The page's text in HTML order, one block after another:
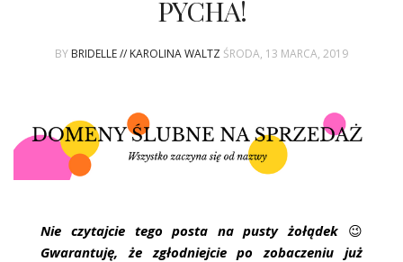
KSIĄŻKI BRIDELLE
WASZE ŚLUBY
BRI GROUP
PYCHA!
BY BRIDELLE // KAROLINA WALTZ ŚRODA, 13 MARCA, 2019
Nie czytajcie tego posta na pusty żołądek😉
Gwarantuję, że zgłodniejcie po zobaczeniu już